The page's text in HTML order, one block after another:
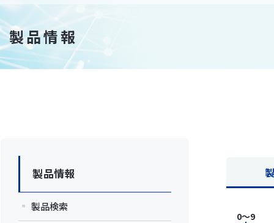
製品情報
製品情報
製品検索
0～9